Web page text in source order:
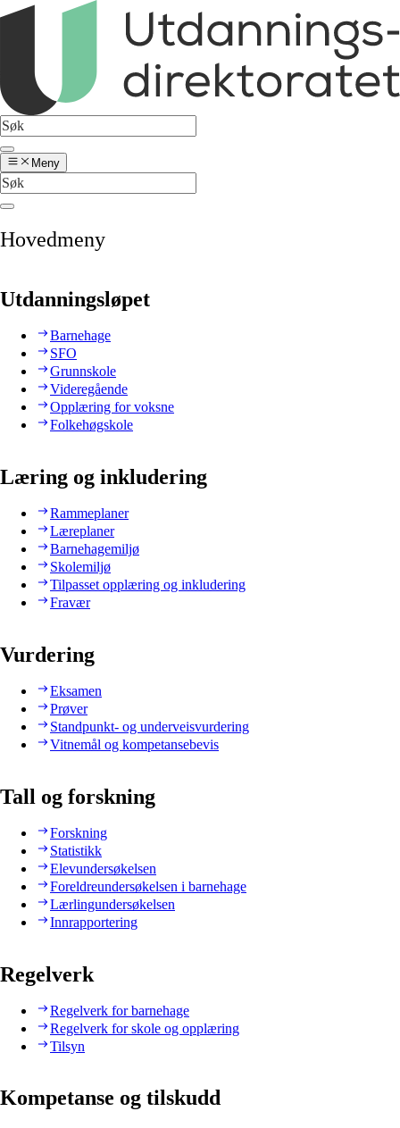
Meny
Hovedmeny
Utdanningsløpet
Barnehage
SFO
Grunnskole
Videregående
Opplæring for voksne
Folkehøgskole
Læring og inkludering
Rammeplaner
Læreplaner
Barnehagemiljø
Skolemiljø
Tilpasset opplæring og inkludering
Fravær
Vurdering
Eksamen
Prøver
Standpunkt- og underveisvurdering
Vitnemål og kompetansebevis
Tall og forskning
Forskning
Statistikk
Elevundersøkelsen
Foreldreundersøkelsen i barnehage
Lærlingundersøkelsen
Innrapportering
Regelverk
Regelverk for barnehage
Regelverk for skole og opplæring
Tilsyn
Kompetanse og tilskudd